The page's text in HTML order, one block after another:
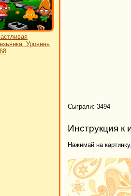
Уровень
Сыграли: 3494
Инструкция к
Нажимай на